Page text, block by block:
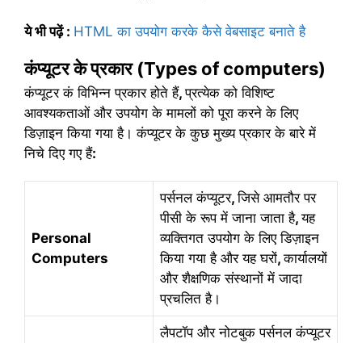
ये भी पढ़ें: HTML का उपयोग करके कैसे वेबसाइट बनाते है
कंप्यूटर के प्रकार (Types of computers)
कंप्यूटर कं विभिन्न प्रकार होते हैं,प्रत्येक को विशिष्ट
आवश्यकताओं और उपयोग के मामलों को पूरा करने के लिए
डिज़ाइन किया गया है। कंप्यूटर के कुछ मुख्य प्रकार के बारे में
निचे दिए गए हैं:
Personal
Computers
पर्सनल कंप्यूटर,जिसे आमतौर पर
पीसी के रूप में जाना जाता है,यह
व्यक्तिगत उपयोग के लिए डिज़ाइन
किया गया है और यह घरों,कार्यालयों
और शैक्षणिक संस्थानों में जादा
प्रचलित है।
लैपटॉप और नोटबुक पर्सनल कंप्यूटर